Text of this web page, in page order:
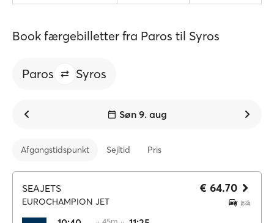
Book færgebilletter fra Paros til Syros
Paros Syros
Søn 9. aug
Afgangstidspunkt Sejltid Pris
SEAJETS
EUROCHAMPION JET
€ 64.70